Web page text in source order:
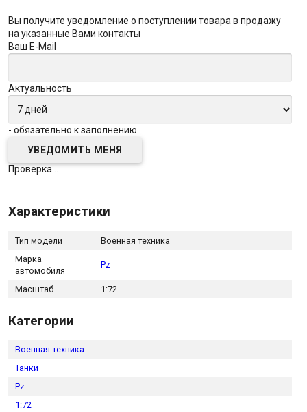
Вы получите уведомление о поступлении товара в продажу
на указанные Вами контакты
Ваш E-Mail
Актуальность
- обязательно к заполнению
Проверка...
Характеристики
Тип модели
Военная техника
Марка
автомобиля
Pz
Масштаб 1:72
Категории
Военная техника
Танки
Pz
1:72